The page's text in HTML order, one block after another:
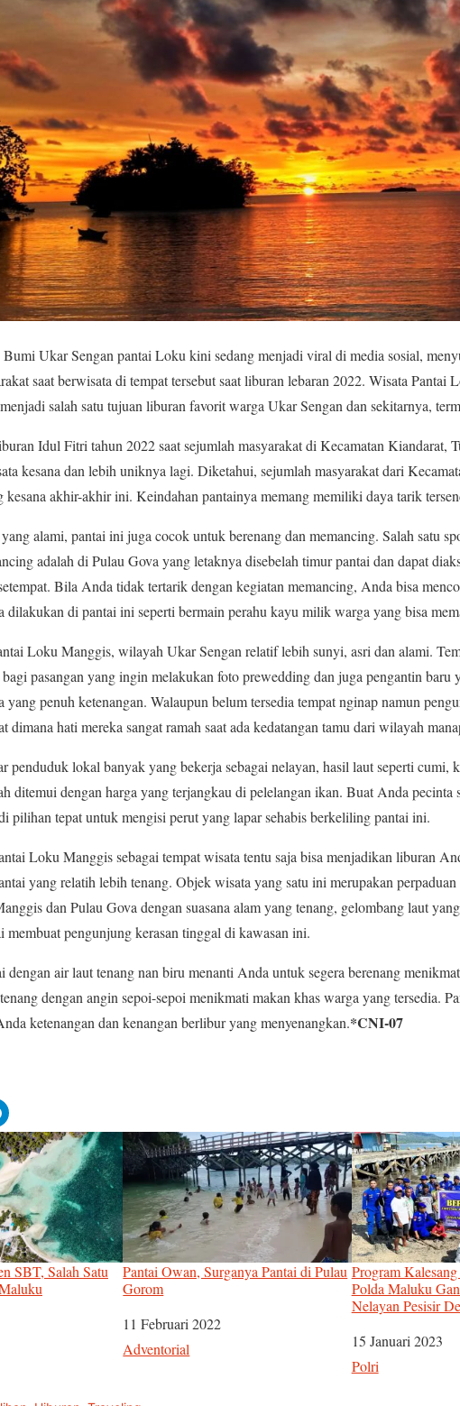
Ukar Sengan pantai Loku kini sedang menjadi viral di media sosial,
saat berwisata di tempat tersebut saat liburan lebaran 2022. Wisata Pantai
salah satu tujuan liburan favorit warga Ukar Sengan dan sekitarnya,
Idul Fitri tahun 2022 saat sejumlah masyarakat di Kecamatan Kiandarat,
kesana dan lebih uniknya lagi. Diketahui, sejumlah masyarakat dari
akhir-akhir ini. Keindahan pantainya memang memiliki daya tarik
alami, pantai ini juga cocok untuk berenang dan memancing. Salah satu
adalah di Pulau Gova yang letaknya disebelah timur pantai dan dapat
Bila Anda tidak tertarik dengan kegiatan memancing, Anda bisa
dilakukan di pantai ini seperti bermain perahu kayu milik warga yang bisa
Loku Manggis, wilayah Ukar Sengan relatif lebih sunyi, asri dan alami.
pasangan yang ingin melakukan foto prewedding dan juga pengantin baru
yang penuh ketenangan. Walaupun belum tersedia tempat nginap namun
dimana hati mereka sangat ramah saat ada kedatangan tamu dari wilayah
penduduk lokal banyak yang bekerja sebagai nelayan, hasil laut seperti cumi,
ditemui dengan harga yang terjangkau di pelelangan ikan. Buat Anda pecinta
pilihan tepat untuk mengisi perut yang lapar sehabis berkeliling pantai ini.
Loku Manggis sebagai tempat wisata tentu saja bisa menjadikan liburan
yang relatih lebih tenang. Objek wisata yang satu ini merupakan
dan Pulau Gova dengan suasana alam yang tenang, gelombang laut
membuat pengunjung kerasan tinggal di kawasan ini.
dengan air laut tenang nan biru menanti Anda untuk segera berenang
dengan angin sepoi-sepoi menikmati makan khas warga yang tersedia.
ketenangan dan kenangan berlibur yang menyenangkan.*CNI-07
SBT, Salah Satu
Pantai Owan, Surganya Pantai di Pulau
Gorom
Tanggal
11 Februari 2022
Sehubungan dengan
Adventorial
Program
Polda Maluku
Nelayan Pesisir
Tanggal
15 Januari 2023
Sehubungan dengan
Polri